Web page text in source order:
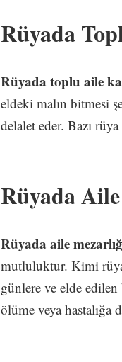
Rüyada
Rüyada toplu aile
eldeki malın bitmesi
delalet eder. Bazı
Rüyada
Rüyada aile
mutluluktur. Kimi
günlere ve elde
ölüme veya hastalığa